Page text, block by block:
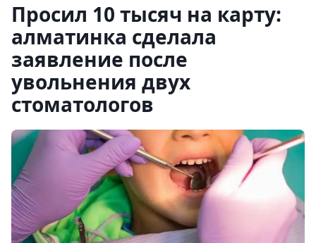
Просил 10 тысяч на карту:
алматинка сделала
заявление после
увольнения двух
стоматологов